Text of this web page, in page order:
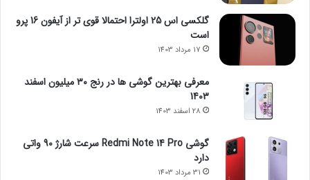
گلکسی اس 25 اولترا احتمالا قوی تر از آیفون 16 پرو
است
17 مرداد 1403
معرفی بهترین گوشی ها در رنج ۳۰ میلیون اسفند
1403
28 اسفند 1403
گوشی Redmi Note 14 Pro سرعت شارژ 90 واتی
دارد
31 مرداد 1403